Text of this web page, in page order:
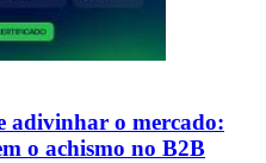
adivinhar o mercado:
o achismo no B2B